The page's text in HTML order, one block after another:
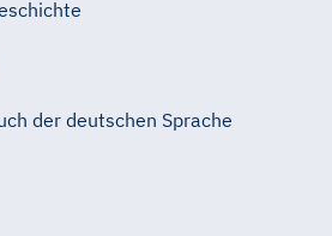
der deutschen Sprache